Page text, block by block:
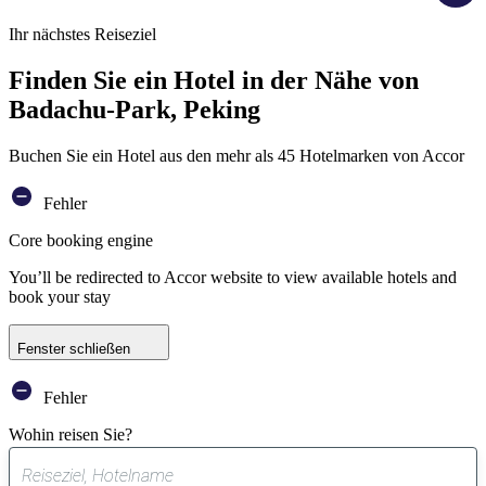
Ihr nächstes Reiseziel
Finden Sie ein Hotel in der Nähe von
Badachu-Park, Peking
Buchen Sie ein Hotel aus den mehr als 45 Hotelmarken von Accor
Fehler
Core booking engine
You’ll be redirected to Accor website to view available hotels and
book your stay
Fenster schließen
Fehler
Wohin reisen Sie?